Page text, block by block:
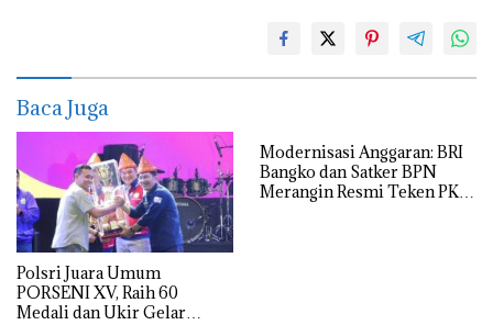
Baca Juga
Polsri Juara Umum
PORSENI XV, Raih 60
Medali dan Ukir Gelar
Modernisasi Anggaran: BRI
Bangko dan Satker BPN
Merangin Resmi Teken PKS